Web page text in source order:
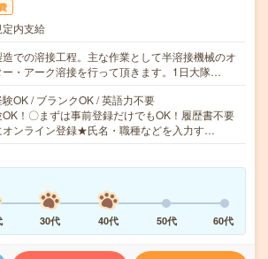
内支給
での溶接工程。主な作業として半溶接機械のオ
ー・アーク溶接を行って頂きます。1日大隊…
OK / ブランクOK / 英語力不要
！〇まずは事前登録だけでもOK！履歴書不要
オンライン登録★氏名・職種などを入力す…
30代 40代 50代 60代